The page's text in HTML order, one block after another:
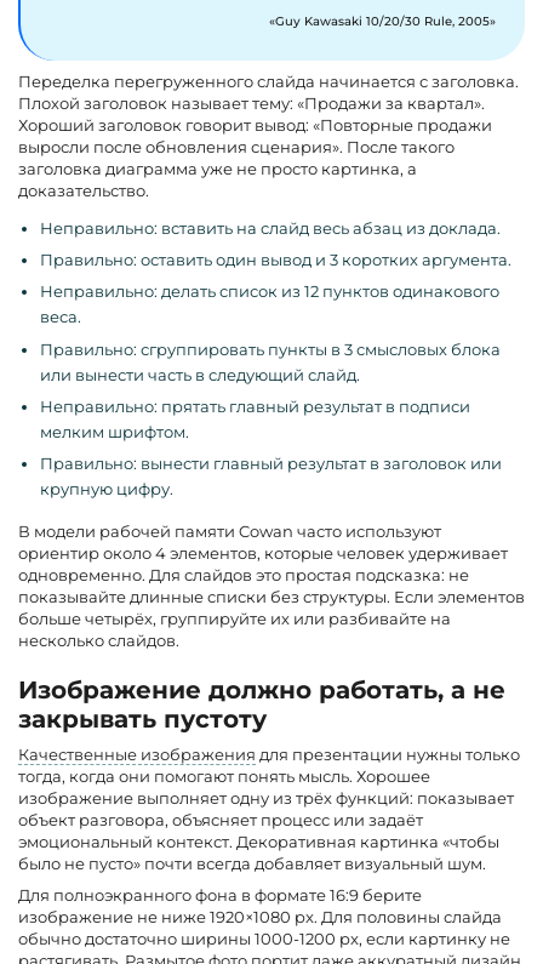
Guy Kawasaki 10/20/30 Rule, 2005
Переделка перегруженного слайда начинается с заголовка.
Плохой заголовок называет тему: «Продажи за квартал».
Хороший заголовок говорит вывод: «Повторные продажи
выросли после обновления сценария». После такого
заголовка диаграмма уже не просто картинка, а
доказательство.
Неправильно: вставить на слайд весь абзац из доклада.
Правильно: оставить один вывод и 3 коротких аргумента.
Неправильно: делать список из 12 пунктов одинакового
веса.
Правильно: сгруппировать пункты в 3 смысловых блока
или вынести часть в следующий слайд.
Неправильно: прятать главный результат в подписи
мелким шрифтом.
Правильно: вынести главный результат в заголовок или
крупную цифру.
В модели рабочей памяти Cowan часто используют
ориентир около 4 элементов, которые человек удерживает
одновременно. Для слайдов это простая подсказка: не
показывайте длинные списки без структуры. Если элементов
больше четырёх, группируйте их или разбивайте на
несколько слайдов.
Изображение должно работать, а не
закрывать пустоту
Качественные изображения для презентации нужны только
тогда, когда они помогают понять мысль. Хорошее
изображение выполняет одну из трёх функций: показывает
объект разговора, объясняет процесс или задаёт
эмоциональный контекст. Декоративная картинка «чтобы
было не пусто» почти всегда добавляет визуальный шум.
Для полноэкранного фона в формате 16:9 берите
изображение не ниже 1920×1080 px. Для половины слайда
обычно достаточно ширины 1000-1200 px, если картинку не